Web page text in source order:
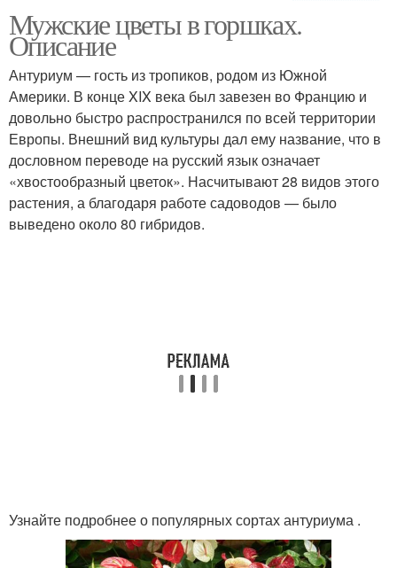
благополучия
Цвета в доме
Искусственные цветы
Мужские цветы в горшках.
Описание
Антуриум — гость из тропиков, родом из Южной
Америки. В конце XIX века был завезен во Францию и
довольно быстро распространился по всей территории
Европы. Внешний вид культуры дал ему название, что в
дословном переводе на русский язык означает
«хвостообразный цветок». Насчитывают 28 видов этого
растения, а благодаря работе садоводов — было
выведено около 80 гибридов.
Узнайте подробнее о популярных сортах антуриума .